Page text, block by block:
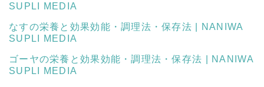
SUPLI MEDIA
なすの栄養と効果効能・調理法・保存法 | NANIWA
SUPLI MEDIA
ゴーヤの栄養と効果効能・調理法・保存法 | NANIWA
SUPLI MEDIA